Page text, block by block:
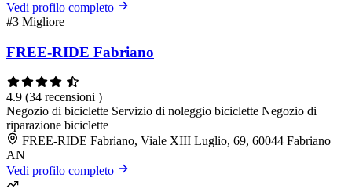
Vedi profilo completo
#3 Migliore
FREE-RIDE Fabriano
4.9 (34 recensioni )
Negozio di biciclette Servizio di noleggio biciclette Negozio di
riparazione biciclette
FREE-RIDE Fabriano, Viale XIII Luglio, 69, 60044 Fabriano
AN
Vedi profilo completo